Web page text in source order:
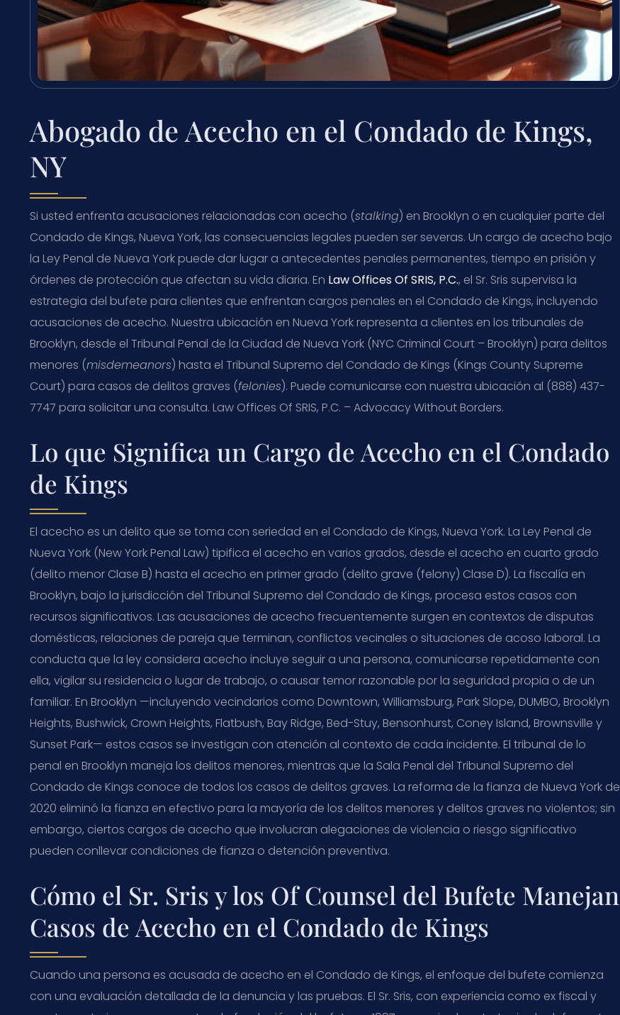
Abogado de Acecho en el Condado de Kings,
NY
Si usted enfrenta acusaciones relacionadas con acecho (stalking) en Brooklyn o en cualquier parte del
Condado de Kings, Nueva York, las consecuencias legales pueden ser severas. Un cargo de acecho bajo
la Ley Penal de Nueva York puede dar lugar a antecedentes penales permanentes, tiempo en prisión y
órdenes de protección que afectan su vida diaria. En Law Offices Of SRIS, P.C., el Sr. Sris supervisa la
estrategia del bufete para clientes que enfrentan cargos penales en el Condado de Kings, incluyendo
acusaciones de acecho. Nuestra ubicación en Nueva York representa a clientes en los tribunales de
Brooklyn, desde el Tribunal Penal de la Ciudad de Nueva York (NYC Criminal Court – Brooklyn) para delitos
menores (misdemeanors) hasta el Tribunal Supremo del Condado de Kings (Kings County Supreme
Court) para casos de delitos graves (felonies). Puede comunicarse con nuestra ubicación al (888) 437-
7747 para solicitar una consulta. Law Offices Of SRIS, P.C. – Advocacy Without Borders.
Lo que Significa un Cargo de Acecho en el Condado
de Kings
El acecho es un delito que se toma con seriedad en el Condado de Kings, Nueva York. La Ley Penal de
Nueva York (New York Penal Law) tipifica el acecho en varios grados, desde el acecho en cuarto grado
(delito menor Clase B) hasta el acecho en primer grado (delito grave (felony) Clase D). La fiscalía en
Brooklyn, bajo la jurisdicción del Tribunal Supremo del Condado de Kings, procesa estos casos con
recursos significativos. Las acusaciones de acecho frecuentemente surgen en contextos de disputas
domésticas, relaciones de pareja que terminan, conflictos vecinales o situaciones de acoso laboral. La
conducta que la ley considera acecho incluye seguir a una persona, comunicarse repetidamente con
ella, vigilar su residencia o lugar de trabajo, o causar temor razonable por la seguridad propia o de un
familiar. En Brooklyn —incluyendo vecindarios como Downtown, Williamsburg, Park Slope, DUMBO, Brooklyn
Heights, Bushwick, Crown Heights, Flatbush, Bay Ridge, Bed-Stuy, Bensonhurst, Coney Island, Brownsville y
Sunset Park— estos casos se investigan con atención al contexto de cada incidente. El tribunal de lo
penal en Brooklyn maneja los delitos menores, mientras que la Sala Penal del Tribunal Supremo del
Condado de Kings conoce de todos los casos de delitos graves. La reforma de la fianza de Nueva York de
2020 eliminó la fianza en efectivo para la mayoría de los delitos menores y delitos graves no violentos; sin
embargo, ciertos cargos de acecho que involucran alegaciones de violencia o riesgo significativo
pueden conllevar condiciones de fianza o detención preventiva.
Cómo el Sr. Sris y los Of Counsel del Bufete Manejan
Casos de Acecho en el Condado de Kings
Cuando una persona es acusada de acecho en el Condado de Kings, el enfoque del bufete comienza
con una evaluación detallada de la denuncia y las pruebas. El Sr. Sris, con experiencia como ex fiscal y